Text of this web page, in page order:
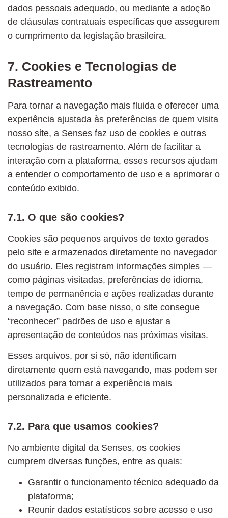
dados pessoais adequado, ou mediante a adoção
de cláusulas contratuais específicas que assegurem
o cumprimento da legislação brasileira.
7. Cookies e Tecnologias de
Rastreamento
Para tornar a navegação mais fluida e oferecer uma
experiência ajustada às preferências de quem visita
nosso site, a Senses faz uso de cookies e outras
tecnologias de rastreamento. Além de facilitar a
interação com a plataforma, esses recursos ajudam
a entender o comportamento de uso e a aprimorar o
conteúdo exibido.
7.1. O que são cookies?
Cookies são pequenos arquivos de texto gerados
pelo site e armazenados diretamente no navegador
do usuário. Eles registram informações simples —
como páginas visitadas, preferências de idioma,
tempo de permanência e ações realizadas durante
a navegação. Com base nisso, o site consegue
“reconhecer” padrões de uso e ajustar a
apresentação de conteúdos nas próximas visitas.
Esses arquivos, por si só, não identificam
diretamente quem está navegando, mas podem ser
utilizados para tornar a experiência mais
personalizada e eficiente.
7.2. Para que usamos cookies?
No ambiente digital da Senses, os cookies
cumprem diversas funções, entre as quais:
Garantir o funcionamento técnico adequado da
plataforma;
Reunir dados estatísticos sobre acesso e uso